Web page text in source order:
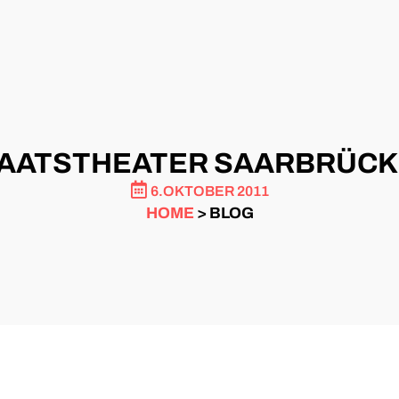
6.OKTOBER 2011
HOME > BLOG